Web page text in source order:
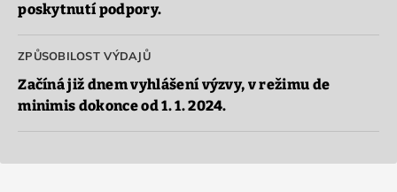
poskytnutí podpory.
ZPŮSOBILOST VÝDAJŮ
Začíná již dnem vyhlášení výzvy, v režimu de
minimis dokonce od 1. 1. 2024.